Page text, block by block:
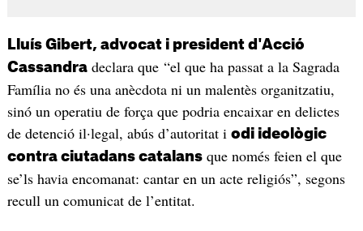
Lluís Gibert, advocat i president d'Acció
Cassandradeclara que “el que ha passat a la Sagrada
Família no és una anècdota ni un malentès organitzatiu,
sinó un operatiu de força que podria encaixar en delictes
de detenció il·legal, abús d’autoritat i odi ideològic
contra ciutadans catalansque només feien el que
se’ls havia encomanat: cantar en un acte religiós”, segons
recull un comunicat de l’entitat.